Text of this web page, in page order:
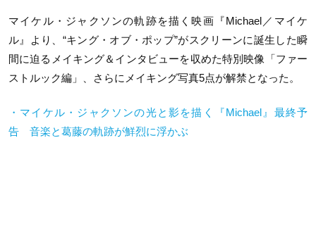
マイケル・ジャクソンの軌跡を描く映画『Michael／マイケ
ル』より、“キング・オブ・ポップ”がスクリーンに誕生した瞬
間に迫るメイキング＆インタビューを収めた特別映像「ファー
ストルック編」、さらにメイキング写真5点が解禁となった。
・マイケル・ジャクソンの光と影を描く『Michael』最終予
告 音楽と葛藤の軌跡が鮮烈に浮かぶ